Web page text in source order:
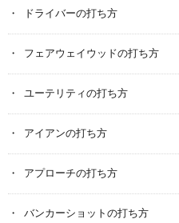
ドライバーの打ち方
フェアウェイウッドの打ち方
ユーテリティの打ち方
アイアンの打ち方
アプローチの打ち方
バンカーショットの打ち方